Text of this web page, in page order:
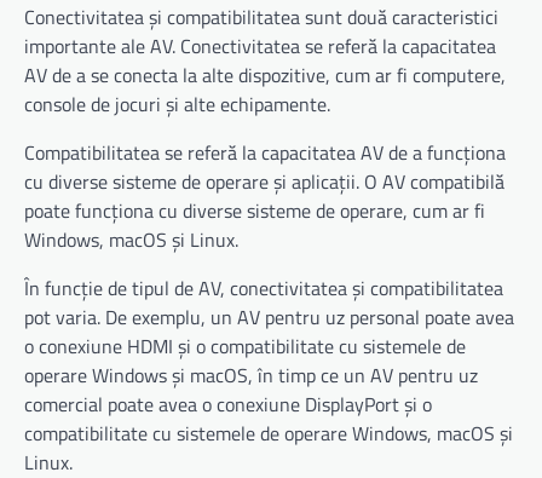
Conectivitatea și compatibilitatea sunt două caracteristici
importante ale AV. Conectivitatea se referă la capacitatea
AV de a se conecta la alte dispozitive, cum ar fi computere,
console de jocuri și alte echipamente.
Compatibilitatea se referă la capacitatea AV de a funcționa
cu diverse sisteme de operare și aplicații. O AV compatibilă
poate funcționa cu diverse sisteme de operare, cum ar fi
Windows, macOS și Linux.
În funcție de tipul de AV, conectivitatea și compatibilitatea
pot varia. De exemplu, un AV pentru uz personal poate avea
o conexiune HDMI și o compatibilitate cu sistemele de
operare Windows și macOS, în timp ce un AV pentru uz
comercial poate avea o conexiune DisplayPort și o
compatibilitate cu sistemele de operare Windows, macOS și
Linux.